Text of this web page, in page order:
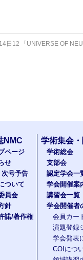
日12
「UNIVERSE OF
NMC
ページ
せ
次号予告
ついて
員会
針
諾/著作権
学術集会
学術総会
支部会
認定学会一
学会開催案
講習会一覧
学会開催者
会員カー
演題登録
学会発表
COIにつ